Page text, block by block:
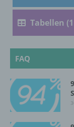
Tabellen
FAQ
die
d)